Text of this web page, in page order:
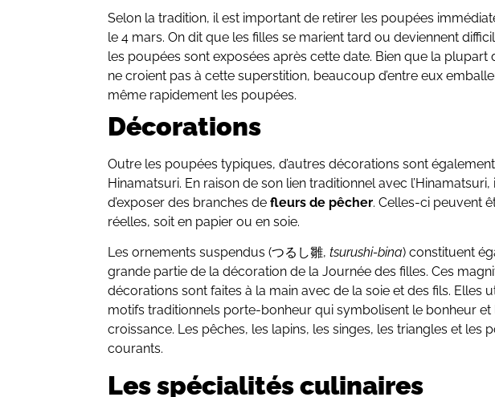
Selon la tradition, il est important de retirer les poupées
le 4 mars. On dit que les filles se marient tard ou deviennent
les poupées sont exposées après cette date. Bien que la plupart
ne croient pas à cette superstition, beaucoup d’entre eux
même rapidement les poupées.
Décorations
Outre les poupées typiques, d’autres décorations sont
Hinamatsuri. En raison de son lien traditionnel avec
d’exposer des branches de fleurs de pêcher. Celles-ci peuvent
réelles, soit en papier ou en soie.
Les ornements suspendus (つるし雛,tsurushi-bina) constituent
grande partie de la décoration de la Journée des filles. Ces
décorations sont faites à la main avec de la soie et des fils. Elles
motifs traditionnels porte-bonheur qui symbolisent le bonheur et
croissance. Les pêches, les lapins, les singes, les triangles et les
courants.
Les spécialités culinaires